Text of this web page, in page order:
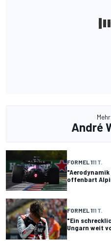
André
FORMEL 111 T.
offenbart
FORMEL 111 T.
"Ein
Ungarn weit